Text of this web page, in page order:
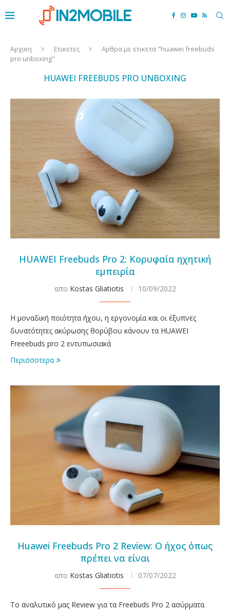
Αρχικη Ετικετες
Αρθρα με ετικετα "huawei freebuds
pro unboxing"
HUAWEI FREEBUDS PRO UNBOXING
HUAWEI Freebuds Pro 2: Κορυφαία ηχητική
εμπειρία
απο Kostas Gliatiotis 10/09/2022
Η μοναδική ποιότητα ήχου, η εργονομία και οι έξυπνες
δυνατότητες ακύρωσης θορύβου κάνουν τα HUAWEI
Freeebuds pro 2 εντυπωσιακά
Περισσοτερα
Huawei Freebuds Pro 2 Review: Ο ήχος όπως
πρέπει να είναι
απο Kostas Gliatiotis 07/07/2022
Το αναλυτικό μας Review για τα Freebuds Pro 2 ασύρματα